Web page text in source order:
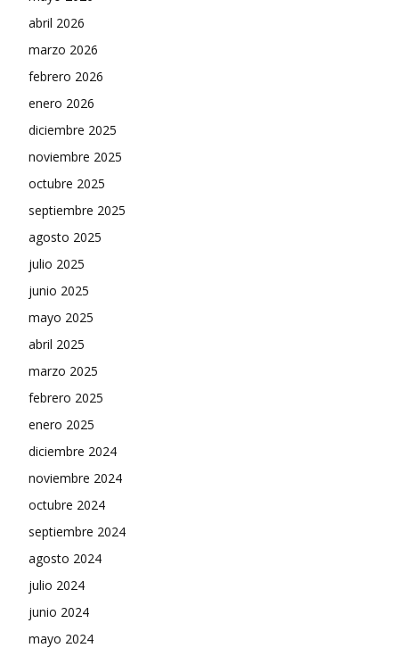
abril 2026
marzo 2026
febrero 2026
enero 2026
diciembre 2025
noviembre 2025
octubre 2025
septiembre 2025
agosto 2025
julio 2025
junio 2025
mayo 2025
abril 2025
marzo 2025
febrero 2025
enero 2025
diciembre 2024
noviembre 2024
octubre 2024
septiembre 2024
agosto 2024
julio 2024
junio 2024
mayo 2024